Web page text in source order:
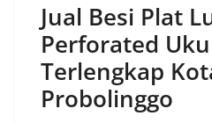
Jual Besi Plat
Perforated
Terlengkap
Probolinggo